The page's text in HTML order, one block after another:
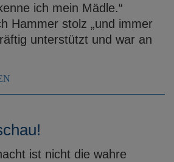
ich mein Mädle.“
Hammer stolz „und immer
unterstützt und war an
ist nicht die wahre